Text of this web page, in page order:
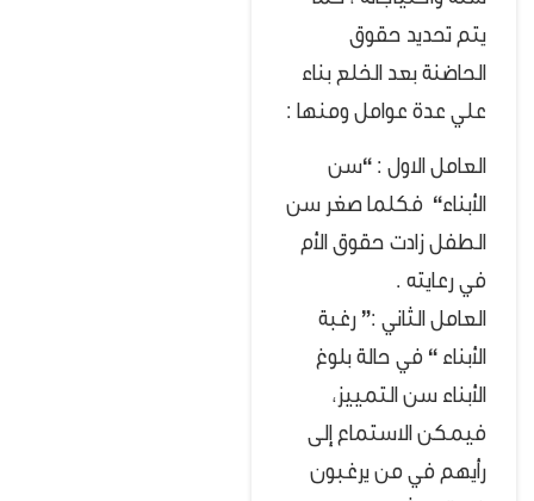
يتم تحديد حقوق
الحاضنة بعد الخلع بناء
علي عدة عوامل ومنها :
العامل الاول : “سن
الأبناء“ فكلما صغر سن
الطفل زادت حقوق الأم
في رعايته .
العامل الثاني :” رغبة
الأبناء “ في حالة بلوغ
الأبناء سن التمييز،
فيمكن الاستماع إلى
رأيهم في من يرغبون